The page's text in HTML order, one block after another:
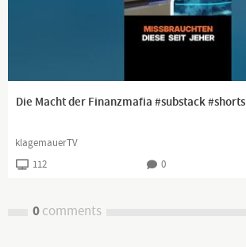
Die Macht der Finanzmafia #substack #shorts
klagemauerTV
112 0
0comments